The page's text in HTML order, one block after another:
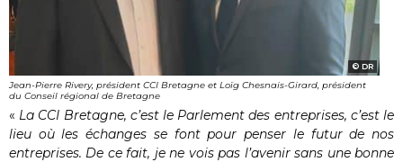
DR
Jean-Pierre Rivery, président CCI Bretagne et Loïg Chesnais-Girard, président
du Conseil régional de Bretagne
« La CCI Bretagne, c’est le Parlement des entreprises, c’est le
lieu où les échanges se font pour penser le futur de nos
entreprises. De ce fait, je ne vois pas l’avenir sans une bonne